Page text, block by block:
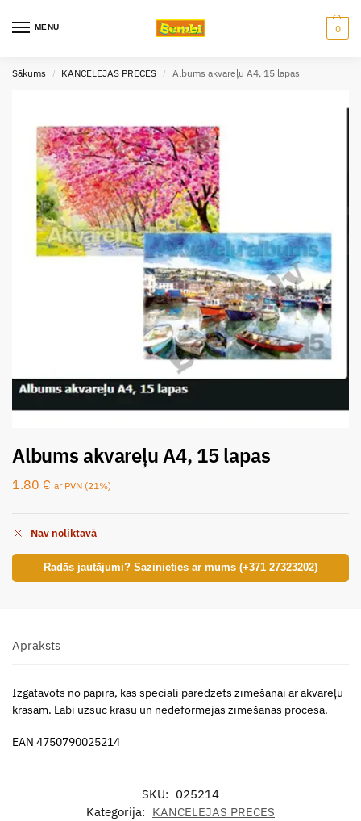
MENU 0
Sākums / KANCELEJAS PRECES / Albums akvareļu A4, 15 lapas
Albums akvareļu A4, 15 lapas
1.80 € ar PVN (21%)
Nav noliktavā
Radās jautājumi? Sazinieties ar mums (+371 27323202)
Apraksts
Izgatavots no papīra, kas speciāli paredzēts zīmēšanai ar akvareļu
krāsām. Labi uzsūc krāsu un nedeformējas zīmēšanas procesā.
EAN 4750790025214
SKU: 025214
Kategorija: KANCELEJAS PRECES